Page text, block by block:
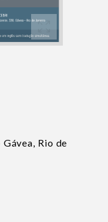
Rio de